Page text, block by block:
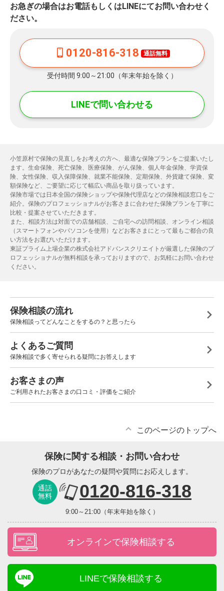
お急ぎの場合はお電話もしくはLINEにてお問い合わせく
ださい。
0120-816-318 通話無料
受付時間 9:00～21:00（年末年始を除く）
LINEで問い合わせる
小笠原村で保険の見直しをお考えの方へ、最適な保険プランをご提案いたし
ます。生命保険、死亡保険、医療保険、がん保険、個人年金保険、学資保
険、女性保険、収入保障保険、就業不能保険、定期保険、外貨建て保険、変
額保険など、ご要望に応じて幅広い商品を取り扱っています。
保険市場では日本全国の保険ショップや保険代理店などの保険相談窓口をご
紹介。保険のプロフェッショナルがお客さまに合わせた保険プランを丁寧に
比較・提案させていただきます。
また、相談方法は対面での店舗相談、ご自宅への訪問相談、オンライン相談
（スマートフォンやパソコンを使用）などお客さまにとって最もご都合の良
い方法をお選びいただけます。
東証プライム上場企業の株式会社アドバンスクリエイトが厳選した保険のプ
ロフェッショナルが無料相談を承っておりますので、お気軽にお問い合わせ
ください。
保険相談の流れ
保険相談ってどんなことをするの？と思ったら
よくあるご質問
保険相談で多く寄せられる疑問にお答えします
お客さまの声
ご利用されたお客さまの口コミ・評価をご紹介
このページのトップへ
保険に関する相談・お問い合わせ
保険のプロがあなたの疑問や質問にお応えします。
通話
無料
0120-816-318
9:00～21:00（年末年始を除く）
オンラインで保険相談する
LINEで保険相談する